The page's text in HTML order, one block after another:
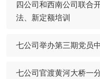
四公司和西南公司联合
法、新定额培训
七公司举办第三期党员
七公司官渡黄河大桥一